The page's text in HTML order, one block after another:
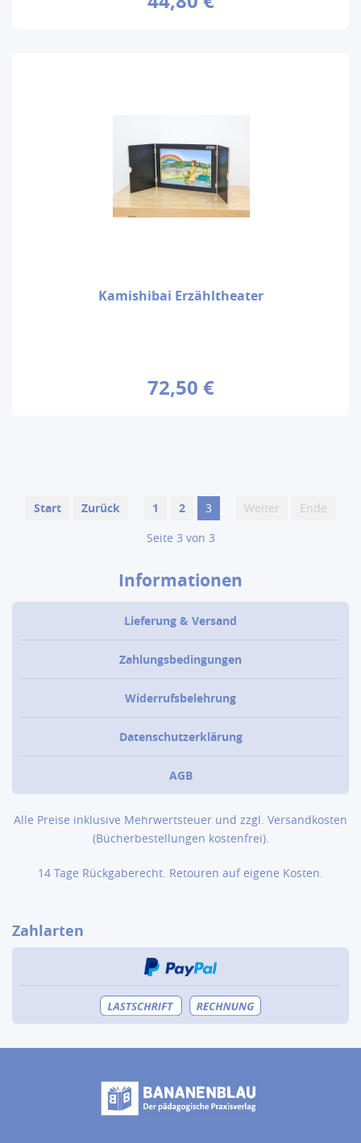
Kamishibai Erzähltheater
72,50 €
Start Zurück 1 2 3 Weiter
Ende
Seite 3 von 3
Informationen
Lieferung & Versand
Zahlungsbedingungen
Widerrufsbelehrung
Datenschutzerklärung
AGB
Alle Preise inklusive Mehrwertsteuer und zzgl. Versandkosten
(Bücher­bestellungen kostenfrei).
14 Tage Rückgaberecht. Retouren auf eigene Kosten.
Zahlarten